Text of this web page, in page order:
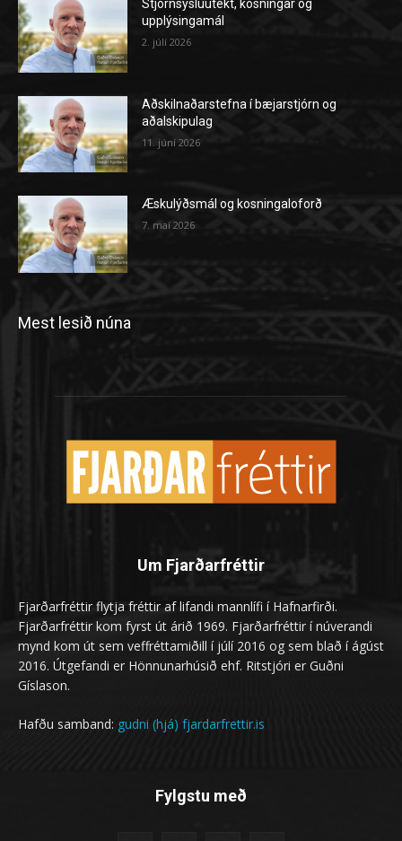
Stjórnsýsluútekt, kosningar og
upplýsingamál
2. júlí 2026
Aðskilnaðarstefna í bæjarstjórn og
aðalskipulag
11. júní 2026
Æskulýðsmál og kosningaloforð
7. maí 2026
Mest lesið núna
Um Fjarðarfréttir
Fjarðarfréttir flytja fréttir af lifandi mannlífi í Hafnarfirði.
Fjarðarfréttir kom fyrst út árið 1969. Fjarðarfréttir í núverandi
mynd kom út sem veffréttamiðill í júlí 2016 og sem blað í ágúst
2016. Útgefandi er Hönnunarhúsið ehf. Ritstjóri er Guðni
Gíslason.
Hafðu samband: gudni (hjá) fjardarfrettir.is
Fylgstu með